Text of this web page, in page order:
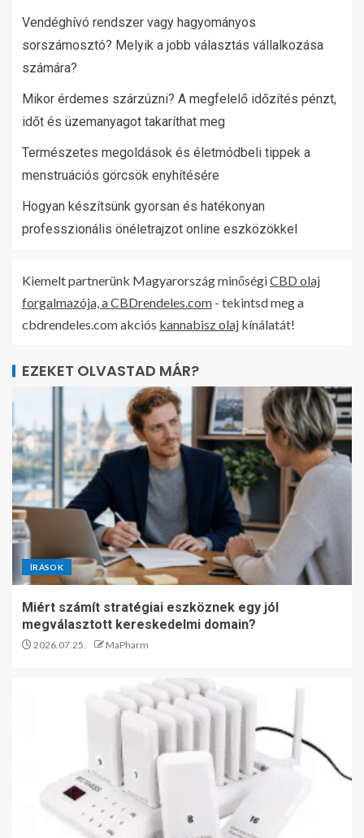
Vendéghívó rendszer vagy hagyományos
sorszámosztó? Melyik a jobb választás vállalkozása
számára?
Mikor érdemes szárzúzni? A megfelelő időzítés pénzt,
időt és üzemanyagot takaríthat meg
Természetes megoldások és életmódbeli tippek a
menstruációs görcsök enyhítésére
Hogyan készítsünk gyorsan és hatékonyan
professzionális önéletrajzot online eszközökkel
Kiemelt partnerünk Magyarország minőségiCBD olaj
forgalmazója, a CBDrendeles.com - tekintsd meg a
cbdrendeles.com akciós kannabisz olaj kínálatát!
EZEKET OLVASTAD MÁR?
ÍRÁSOK
Miért számít stratégiai eszköznek egy jól
megválasztott kereskedelmi domain?
2026.07.25. MaPharm